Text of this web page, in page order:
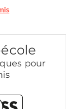
pour